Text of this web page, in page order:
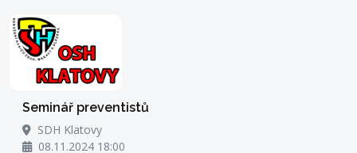
Seminář preventistů
SDH Klatovy
08.11.2024 18:00